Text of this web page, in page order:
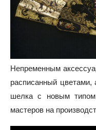
Непременным
расписанный
шелка с новым типом
мастеров на